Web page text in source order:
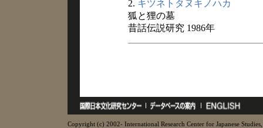
2. キツネトタヌキノハカ
狐と狸の墓
昔話伝説研究 1986年
Copyright (c) 2002- International Research Center for Japanese